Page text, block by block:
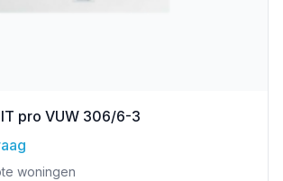
pro VUW 306/6-3
woningen